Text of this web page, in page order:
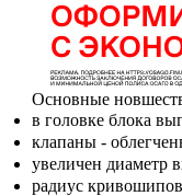
Основные
в головке блока
клапаны -
увеличен диаметр
радиус